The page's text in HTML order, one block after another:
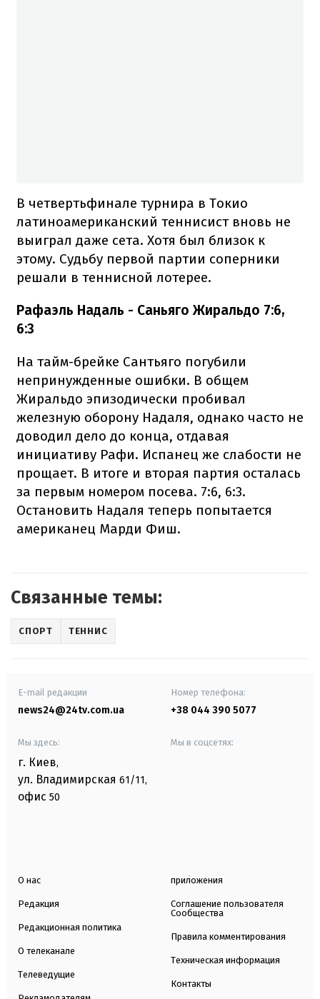
В четвертьфинале турнира в Токио
латиноамериканский теннисист вновь не
выиграл даже сета. Хотя был близок к
этому. Судьбу первой партии соперники
решали в теннисной лотерее.
Рафаэль Надаль - Саньяго Жиральдо 7:6,
6:3
На тайм-брейке Сантьяго погубили
непринужденные ошибки. В общем
Жиральдо эпизодически пробивал
железную оборону Надаля, однако часто не
доводил дело до конца, отдавая
инициативу Рафи. Испанец же слабости не
прощает. В итоге и вторая партия осталась
за первым номером посева. 7:6, 6:3.
Остановить Надаля теперь попытается
американец Марди Фиш.
Связанные темы:
СПОРТ ТЕННИС
E-mail редакции
news24@24tv.com.ua
Номер телефона:
+38 044 390 5077
Мы здесь:
г. Киев,
ул. Владимирская 61/11,
офис 50
Мы в соцсетях:
О нас
Редакция
Редакционная политика
О телеканале
Телеведущие
приложения
Соглашение пользователя
Сообщества
Правила комментирования
Техническая информация
Контакты